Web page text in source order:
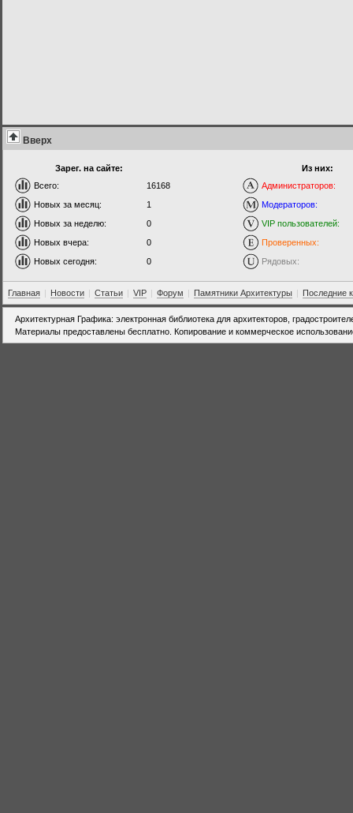
Вверх
Зарег. на сайте:
Всего:
16168
Новых за месяц:
1
Новых за неделю:
0
Новых вчера:
0
Новых сегодня:
0
Из них:
Администраторов:
Модераторов:
VIP пользователей:
Проверенных:
Рядовых:
Главная | Новости | Статьи | VIP | Форум | Памятники Архитектуры | Последние
Архитектурная Графика: электронная библиотека для архитекторов,
Материалы предоставлены бесплатно. Копирование и коммерческое